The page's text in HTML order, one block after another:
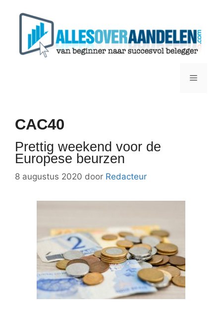
Menu
CAC40
Prettig weekend voor de
Europese beurzen
8 augustus 2020 door Redacteur